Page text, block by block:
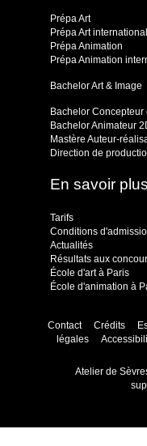
Prépa Art
Prépa Art
Prépa Animation
Prépa Animation
Bachelor Art & Image
Bachelor
Bachelor Animateur
Mastère Auteur-
Direction de
En savoir plus
Tarifs
Conditions
Actualités
Résultats aux
École d'art à Paris
École d'animation à
Contact Crédits
légales
Atelier de